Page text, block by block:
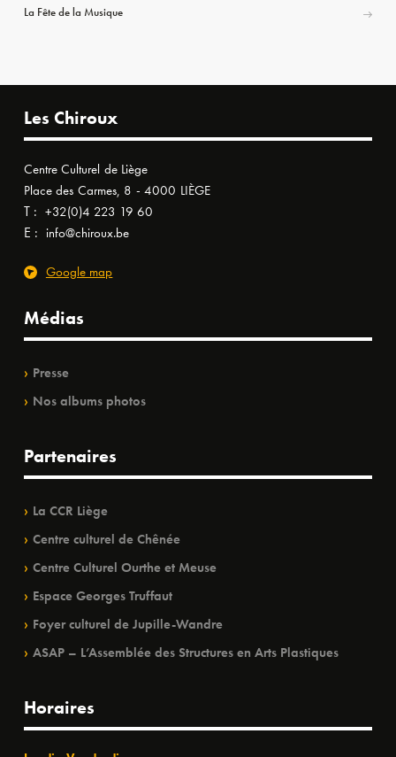
La Fête de la Musique
Les Chiroux
Centre Culturel de Liège
Place des Carmes, 8 - 4000 LIÈGE
T : +32(0)4 223 19 60
E : info@chiroux.be
Google map
Médias
Presse
Nos albums photos
Partenaires
La CCR Liège
Centre culturel de Chênée
Centre Culturel Ourthe et Meuse
Espace Georges Truffaut
Foyer culturel de Jupille-Wandre
ASAP – L’Assemblée des Structures en Arts Plastiques
Horaires